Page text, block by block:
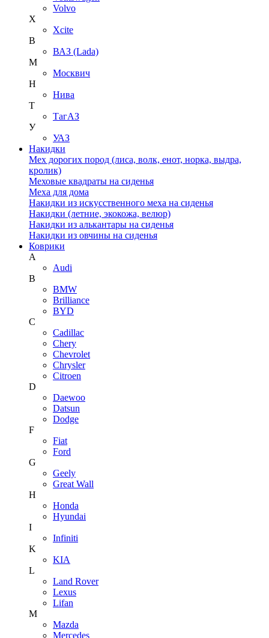
Volvo
X
Xcite
В
ВАЗ (Lada)
М
Москвич
Н
Нива
Т
ТагАЗ
У
УАЗ
Накидки
Мех дорогих пород (лиса, волк, енот, норка, выдра,
кролик)
Меховые квадраты на сиденья
Меха для дома
Накидки из искусственного меха на сиденья
Накидки (летние, экокожа, велюр)
Накидки из алькантары на сиденья
Накидки из овчины на сиденья
Коврики
A
Audi
B
BMW
Brilliance
BYD
C
Cadillac
Chery
Chevrolet
Chrysler
Citroen
D
Daewoo
Datsun
Dodge
F
Fiat
Ford
G
Geely
Great Wall
H
Honda
Hyundai
I
Infiniti
K
KIA
L
Land Rover
Lexus
Lifan
M
Mazda
Mercedes